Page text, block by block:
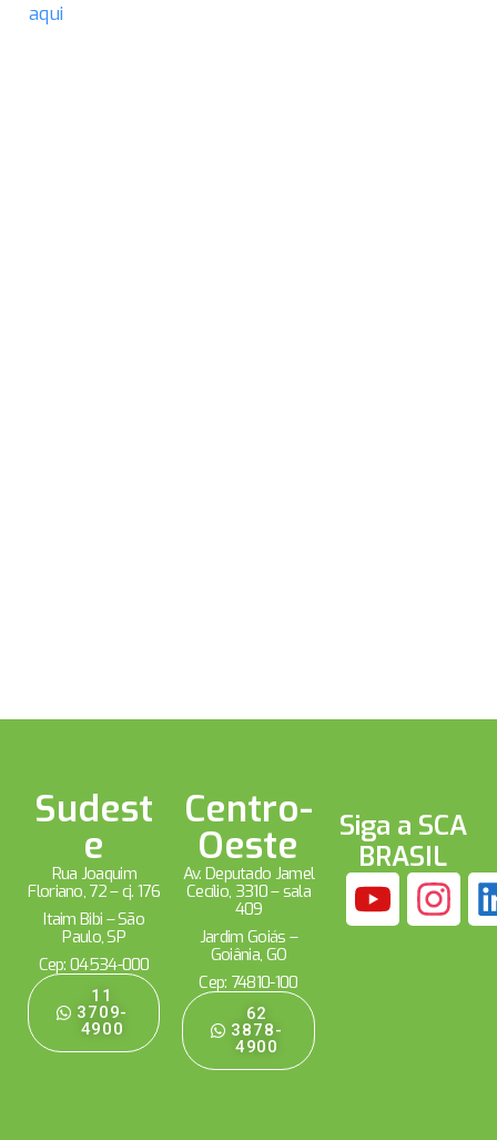
aqui
Sudest
e
Rua Joaquim
Floriano, 72 – cj. 176
Itaim Bibi – São
Paulo, SP
Cep: 04534-000
11
3709-
4900
Centro-
Oeste
Av. Deputado Jamel
Cecílio, 3310 – sala
409
Jardim Goiás –
Goiânia, GO
Cep: 74810-100
62
3878-
4900
Siga a SCA
BRASIL